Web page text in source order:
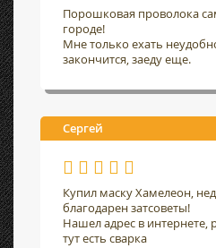
Порошковая проволока
городе!
Мне только ехать
закончится, заеду еще.
Сергей
Купил маску Хамелеон,
благодарен затсоветы!
Нашел адрес в интернете,
тут есть сварка